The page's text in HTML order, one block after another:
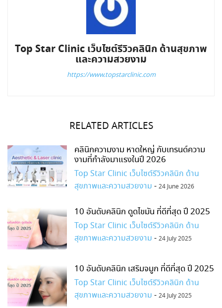
Top Star Clinic เว็บไซต์รีวิวคลินิก ด้านสุขภาพ
และความสวยงาม
https://www.topstarclinic.com
RELATED ARTICLES
คลินิกความงาม หาดใหญ่ กับเทรนด์ความ
งามที่กำลังมาแรงในปี 2026
Top Star Clinic เว็บไซต์รีวิวคลินิก ด้าน
สุขภาพและความสวยงาม - 24 June 2026
10 อันดับคลินิก ดูดไขมัน ที่ดีที่สุด ปี 2025
Top Star Clinic เว็บไซต์รีวิวคลินิก ด้าน
สุขภาพและความสวยงาม - 24 July 2025
10 อันดับคลินิก เสริมจมูก ที่ดีที่สุด ปี 2025
Top Star Clinic เว็บไซต์รีวิวคลินิก ด้าน
สุขภาพและความสวยงาม - 24 July 2025